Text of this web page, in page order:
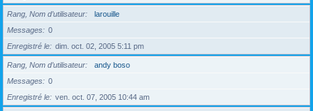
Rang, Nom d’utilisateur
larouille
Messages
0
Enregistré le
dim. oct. 02, 2005 5:11 pm
Rang, Nom d’utilisateur
andy boso
Messages
0
Enregistré le
ven. oct. 07, 2005 10:44 am